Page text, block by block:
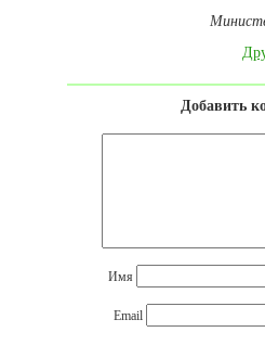
Добавить
Имя
Email